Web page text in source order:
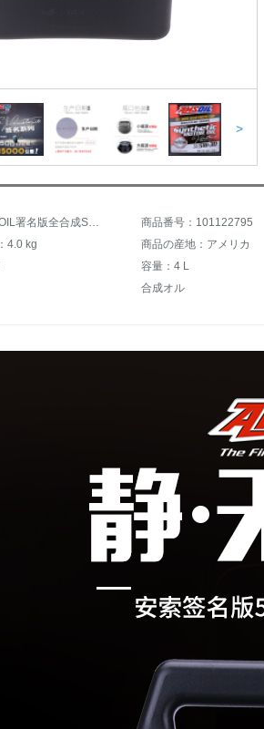
>
商品名称：AMSOIL署名版全合成SN級エンジンオイルASL適用フォードbuickガイドCHEVROLETNissan 5 W-30グリス3.78 L 商品番号：101122795
4.0 kg
商品の産地：アメリカ
容量：4 L
合成オル